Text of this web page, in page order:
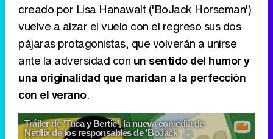
creado por Lisa Hanawalt ('BoJack Horseman')
vuelve a alzar el vuelo con el regreso sus dos
pájaras protagonistas, que volverán a unirse
ante la adversidad con un sentido del humor y
una originalidad que maridan a la perfección
con el verano.
Tráiler de 'Tuca y Bertie', la nueva comedia de
Netflix de los responsables de 'BoJack